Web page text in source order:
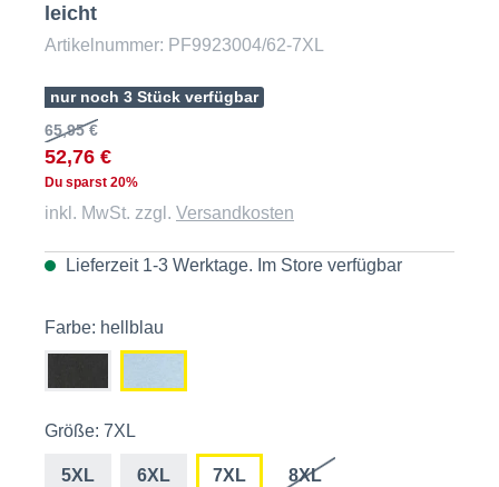
leicht
Artikelnummer: PF9923004/62-7XL
nur noch 3 Stück verfügbar
65,95 €
52,76 €
Du sparst 20%
inkl. MwSt. zzgl. Versandkosten
Lieferzeit 1-3 Werktage. Im Store verfügbar
Farbe: hellblau
Größe: 7XL
5XL 6XL 7XL 8XL